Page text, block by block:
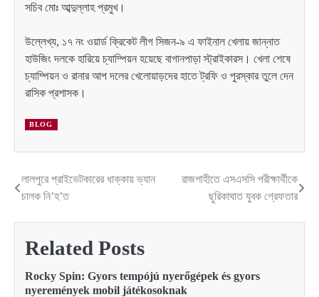
সচিব মোঃ আব্দুল্লাহ প্রমুখ।
উল্লেখ্য, ১৭ নং ওয়ার্ড ক্রিকেট লীগ সিজন-৯ এ ফাইনাল খেলায় জান্নাত
হাউজিং দলকে হারিয়ে চ্যাম্পিয়ন হয়েছে বাগানপাড়া স্ট্রাইকারস। খেলা শেষে
চ্যাম্পিয়ন ও রানার আপ দলের খেলোয়াড়দের হাতে ট্রফি ও পুরস্কার তুলে দেন
রাসিক প্রশাসক।
BLOG
Post
লালপুরে প্রাইভেটকারের ধাক্কায় ভ্যান
চালক নি’হ’ত
রাজশাহীতে এসএসসি পরীক্ষার্থীকে
ছুরিকাঘাত যুবক গ্রেফতার
Related Posts
Rocky Spin: Gyors tempójú nyerőgépek és gyors
nyeremények mobil játékosoknak